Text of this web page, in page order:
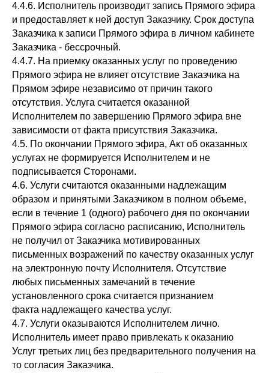
4.4.6. Исполнитель производит запись Прямого эфира
и предоставляет к ней доступ Заказчику. Срок доступа
Заказчика к записи Прямого эфира в личном кабинете
Заказчика - бессрочный.
4.4.7. На приемку оказанных услуг по проведению
Прямого эфира не влияет отсутствие Заказчика на
Прямом эфире независимо от причин такого
отсутствия. Услуга считается оказанной
Исполнителем по завершению Прямого эфира вне
зависимости от факта присутствия Заказчика.
4.5. По окончании Прямого эфира, Акт об оказанных
услугах не формируется Исполнителем и не
подписывается Сторонами.
4.6. Услуги считаются оказанными надлежащим
образом и принятыми Заказчиком в полном объеме,
если в течение 1 (одного) рабочего дня по окончании
Прямого эфира согласно расписанию, Исполнитель
не получил от Заказчика мотивированных
письменных возражений по качеству оказанных услуг
на электронную почту Исполнителя. Отсутствие
любых письменных замечаний в течение
установленного срока считается признанием
факта надлежащего качества услуг.
4.7. Услуги оказываются Исполнителем лично.
Исполнитель имеет право привлекать к оказанию
Услуг третьих лиц без предварительного получения на
то согласия Заказчика.